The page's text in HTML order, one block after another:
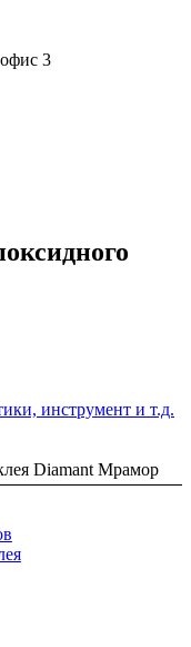
3
инструмент и т.д.
Diamant Мрамор